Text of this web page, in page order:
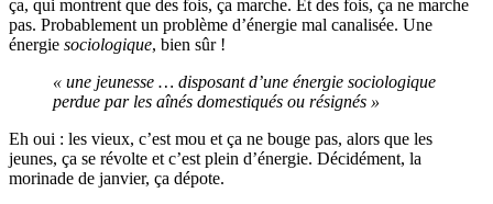
ça, qui montrent que des fois, ça marche. Et des fois, ça ne marche
pas. Probablement un problème d’énergie mal canalisée. Une
énergie sociologique, bien sûr !
« une jeunesse … disposant d’une énergie sociologique
perdue par les aînés domestiqués ou résignés »
Eh oui : les vieux, c’est mou et ça ne bouge pas, alors que les
jeunes, ça se révolte et c’est plein d’énergie. Décidément, la
morinade de janvier, ça dépote.